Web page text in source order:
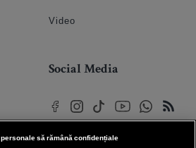
Video
Social Media
să rămână confidențiale